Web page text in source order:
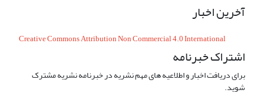
آخرین اخبار
Creative Commons Attribution Non Commercial 4.0 International
اشتراک خبرنامه
برای دریافت اخبار و اطلاعیه های مهم نشریه در خبرنامه نشریه مشترک
شوید.